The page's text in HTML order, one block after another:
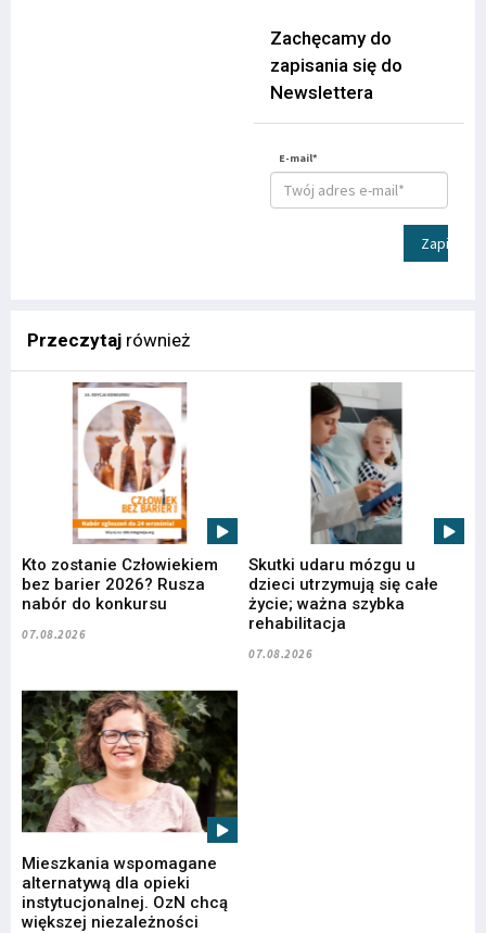
Zachęcamy do
zapisania się do
Newslettera
E-mail*
Zapisz
Przeczytaj również
Kto zostanie Człowiekiem
bez barier 2026? Rusza
nabór do konkursu
07.08.2026
Skutki udaru mózgu u
dzieci utrzymują się całe
życie; ważna szybka
rehabilitacja
07.08.2026
Mieszkania wspomagane
alternatywą dla opieki
instytucjonalnej. OzN chcą
większej niezależności